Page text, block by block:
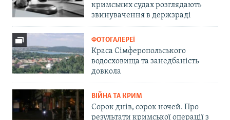
кримських судах розглядають
звинувачення в держзраді
ФОТОГАЛЕРЕЇ
Краса Сімферопольського
водосховища та занедбаність
довкола
ВІЙНА ТА КРИМ
Сорок днів, сорок ночей. Про
результати кримської операції з